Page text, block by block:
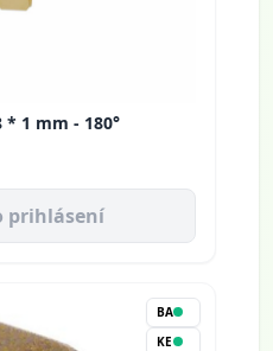
1 mm - 180°
prihlásení
BA
KE